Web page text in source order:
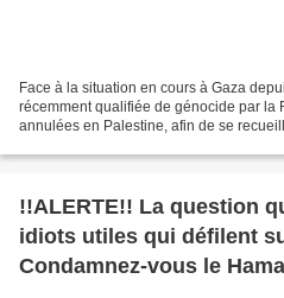
Face à la situation en cours à Gaza
récemment qualifiée de génocide par la
annulées en Palestine, afin de se
!!ALERTE!! La question
idiots utiles qui défilent
Condamnez-vous le